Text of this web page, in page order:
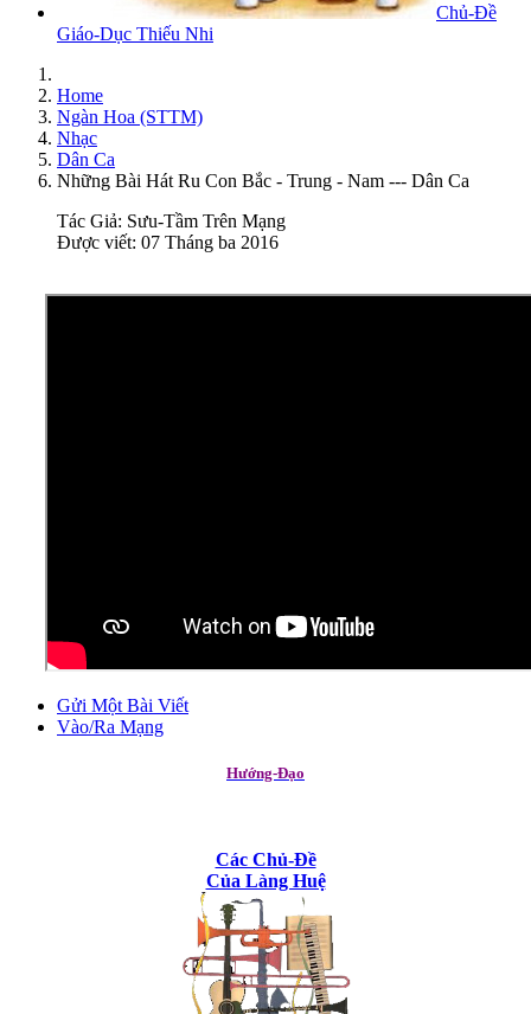
Chủ-Đề
Giáo-Dục Thiếu Nhi
Home
Ngàn Hoa (STTM)
Nhạc
Dân Ca
Những Bài Hát Ru Con Bắc - Trung - Nam --- Dân Ca
Tác Giả: Sưu-Tầm Trên Mạng
Được viết: 07 Tháng ba 2016
Gửi Một Bài Viết
Vào/Ra Mạng
Hướng-Đạo
Các Chủ-Đề
Của Làng Huệ